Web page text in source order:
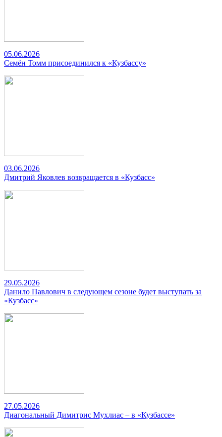
05.06.2026
Семён Томм присоединился к «Кузбассу»
03.06.2026
Дмитрий Яковлев возвращается в «Кузбасс»
29.05.2026
Данило Павлович в следующем сезоне будет выступать за
«Кузбасс»
27.05.2026
Диагональный Димитрис Мухлиас – в «Кузбассе»